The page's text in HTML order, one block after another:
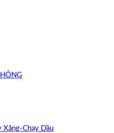
Xăng-Chạy Dầu